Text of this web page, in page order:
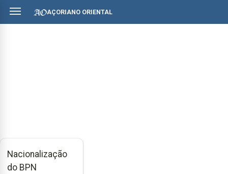
AÇORIANO ORIENTAL
Nacionalização
do BPN